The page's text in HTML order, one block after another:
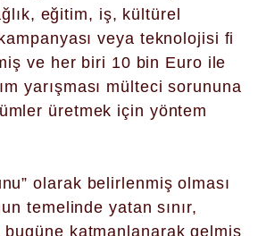
eğitim, iş, kültürel
veya teknolojisi fi
ve her biri 10 bin Euro ile
yarışması mülteci sorununa
üretmek için yöntem
olarak belirlenmiş olması
temelinde yatan sınır,
katmanlanarak gelmiş